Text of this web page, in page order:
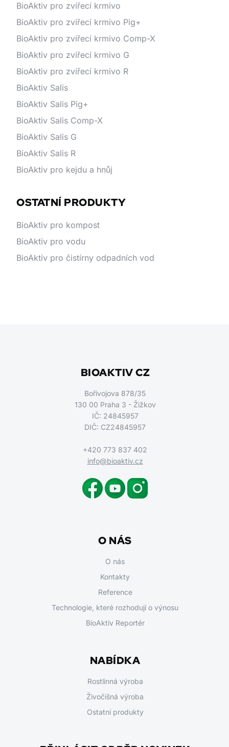
BioAktiv pro zvířecí krmivo
BioAktiv pro zvířecí krmivo Pig+
BioAktiv pro zvířecí krmivo Comp-X
BioAktiv pro zvířecí krmivo G
BioAktiv pro zvířecí krmivo R
BioAktiv Salis
BioAktiv Salis Pig+
BioAktiv Salis Comp-X
BioAktiv Salis G
BioAktiv Salis R
BioAktiv pro kejdu a hnůj
OSTATNÍ PRODUKTY
BioAktiv pro kompost
BioAktiv pro vodu
BioAktiv pro čistírny odpadních vod
BIOAKTIV CZ
Bořivojova 878/35
130 00 Praha 3 - Žižkov
IČ: 24845957
DIČ: CZ24845957
+420 773 837 402
info@bioaktiv.cz
O NÁS
O nás
Kontakty
Reference
Technologie, které rozhodují o výnosu
BioAktiv Reportér
NABÍDKA
Rostlinná výroba
Živočišná výroba
Ostatní produkty